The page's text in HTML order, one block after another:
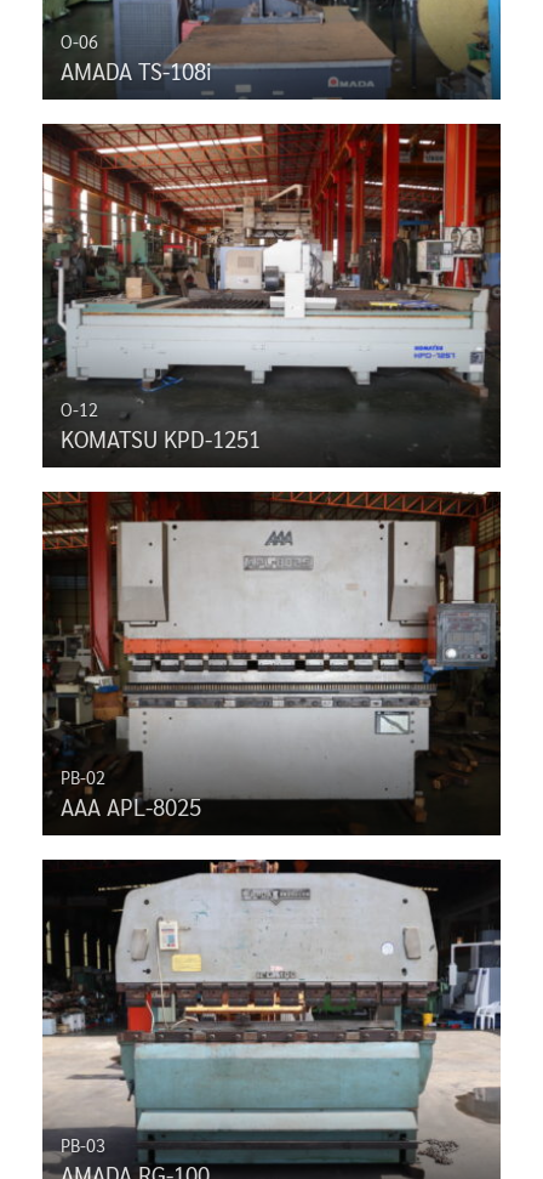
O-06
AMADA TS-108i
O-12
KOMATSU KPD-1251
PB-02
AAA APL-8025
PB-03